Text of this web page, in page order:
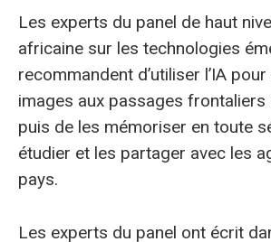
Les experts du panel de haut
africaine sur les technologies
recommandent d’utiliser l’IA
images aux passages frontaliers
puis de les mémoriser en toute
étudier et les partager avec les
pays.
Les experts du panel ont écrit